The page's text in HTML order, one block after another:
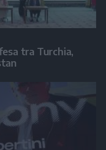
tra Turchia,